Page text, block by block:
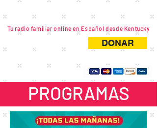
Tu radio familiar online en Español desde Kentucky
DONAR
PROGRAMAS